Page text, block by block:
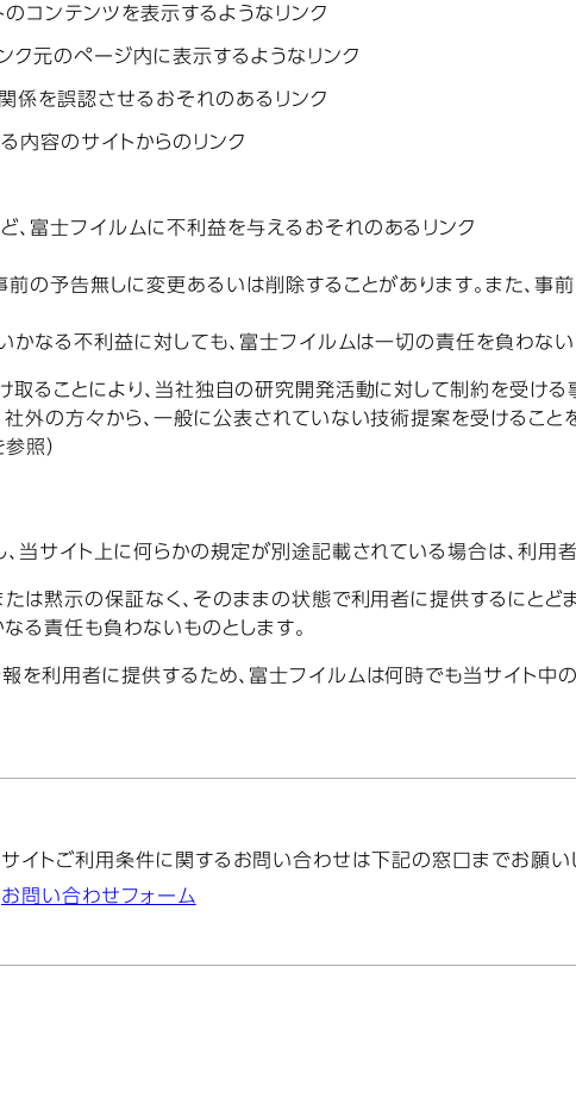
コンテンツを表示するようなリンク
ク元のページ内に表示するようなリンク
係を誤認させるおそれのあるリンク
内容のサイトからのリンク
、富士フイルムに不利益を与えるおそれのあるリンク
の予告無しに変更あるいは削除することがあります。また、事
かなる不利益に対しても、富士フイルムは一切の責任を負わない
ることにより、当社独自の研究開発活動に対して制約を受け
外の方々から、一般に公表されていない技術提案を受けること
照）
当サイト上に何らかの規定が別途記載されている場合は、利用
は黙示の保証なく、そのままの状態で利用者に提供するにとど
る責任も負わないものとします。
を利用者に提供するため、富士フイルムは何時でも当サイト中
サイトご利用条件に関するお問い合わせは下記の窓口までお願い
お問い合わせフォーム